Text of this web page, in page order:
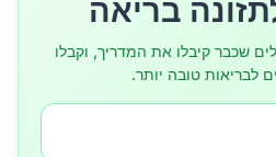
בריאה
46,000 ישראלים שכבר קיבלו את המדריך, וקבלו
לבריאות טובה יותר.